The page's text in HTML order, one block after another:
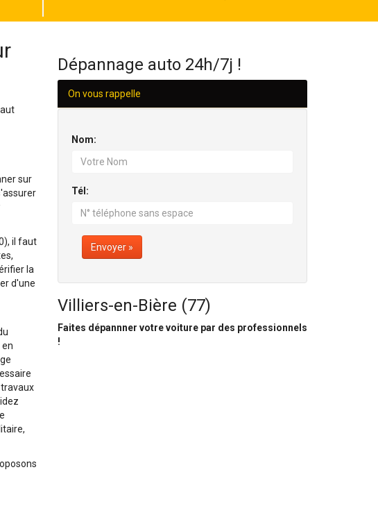
H/24
sur
il faut
la
d'une
Dépannage auto 24h/7j !
On vous rappelle
Nom:
Tél:
Envoyer »
Villiers-en-Bière (77)
Faites dépannner votre voiture par des professionnels
!